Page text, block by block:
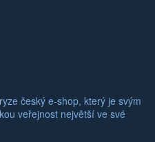
český e-shop, který je svým
veřejnost největší ve své